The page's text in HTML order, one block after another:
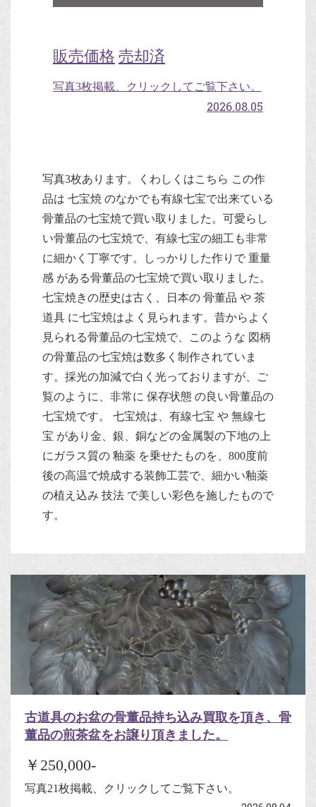
販売価格 売却済
写真3枚掲載、クリックしてご覧下さい。
2026.08.05
写真3枚あります。くわしくはこちら この作
品は 七宝焼 のなかでも有線七宝で出来ている
骨董品の七宝焼で買い取りました。可愛らし
い骨董品の七宝焼で、有線七宝の細工も非常
に細かく丁寧です。しっかりした作りで 重量
感 がある骨董品の七宝焼で買い取りました。
七宝焼きの歴史は古く、日本の 骨董品 や 茶
道具 に七宝焼はよく見られます。昔からよく
見られる骨董品の七宝焼で、このような 図柄
の骨董品の七宝焼は数多く制作されていま
す。採光の加減で白く光っておりますが、ご
覧のように、非常に 保存状態 の良い骨董品の
七宝焼です。 七宝焼は、有線七宝 や 無線七
宝 があり金、銀、銅などの金属製の下地の上
にガラス質の 釉薬 を乗せたものを、800度前
後の高温で焼成する装飾工芸で、細かい釉薬
の植え込み 技法 で美しい彩色を施したもので
す。
古道具のお盆の骨董品持ち込み買取を頂き、骨
董品の煎茶盆をお譲り頂きました。
￥250,000-
写真21枚掲載、クリックしてご覧下さい。